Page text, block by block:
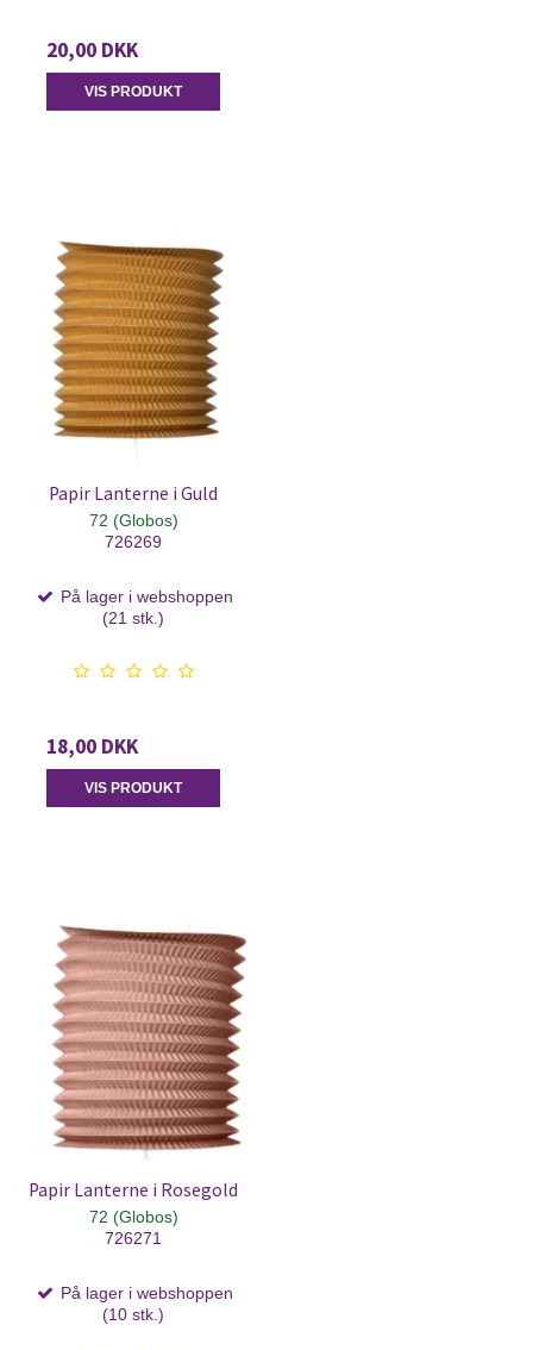
20,00 DKK
VIS PRODUKT
Papir Lanterne i Guld
72 (Globos)
726269
På lager i webshoppen
(21 stk.)
18,00 DKK
VIS PRODUKT
Papir Lanterne i Rosegold
72 (Globos)
726271
På lager i webshoppen
(10 stk.)